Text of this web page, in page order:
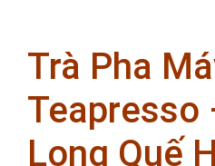
Trà Pha
Teapresso
Long Quế